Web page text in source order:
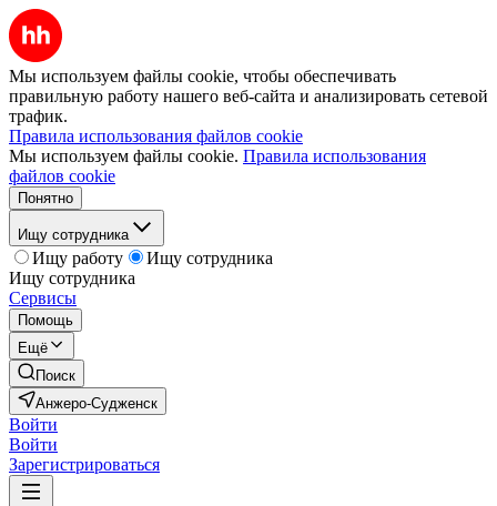
Мы используем файлы cookie, чтобы обеспечивать
правильную работу нашего веб-сайта и анализировать сетевой
трафик.
Правила использования файлов cookie
Мы используем файлы cookie. Правила использования
файлов cookie
Понятно
Ищу сотрудника
Ищу работу
Ищу сотрудника
Ищу сотрудника
Сервисы
Помощь
Ещё
Поиск
Анжеро-Судженск
Войти
Войти
Зарегистрироваться